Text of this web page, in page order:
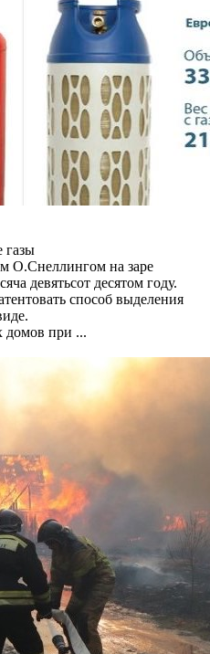
газы
О.Снеллингом на заре
девятьсот десятом году.
способ выделения
домов при ...